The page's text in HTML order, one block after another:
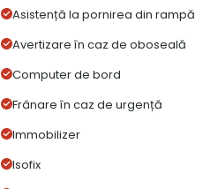
Asistență la pornirea din rampă
Avertizare în caz de oboseală
Computer de bord
Frânare în caz de urgență
Immobilizer
Isofix